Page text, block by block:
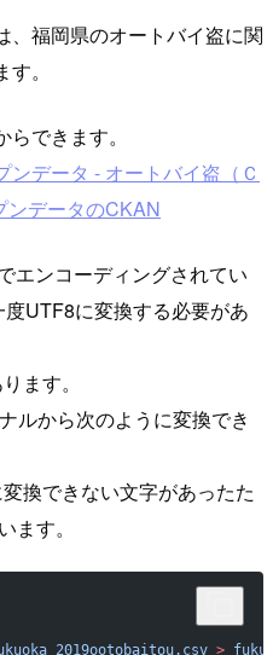
、福岡県のオートバイ盗に関
。
できます。
データ - オートバイ盗（Ｃ
ンデータのCKAN
エンコーディングされてい
UTF8に変換する必要があ
ます。
ルから次のように変換でき
換できない文字があったた
ます。
>